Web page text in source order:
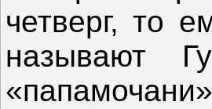
четверг, то
называют